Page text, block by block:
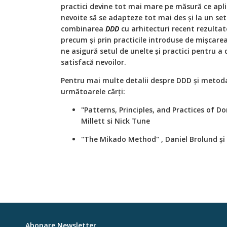
practici devine tot mai mare pe măsură ce
nevoite să se adapteze tot mai des și la un
combinarea DDD cu arhitecturi recent
precum și prin practicile introduse de
ne asigură setul de unelte și practici pentru a
satisfacă nevoilor.
Pentru mai multe detalii despre DDD și
următoarele cărți:
"Patterns, Principles, and Practices of
Millett si Nick Tune
"The Mikado Method" , Daniel Brolund